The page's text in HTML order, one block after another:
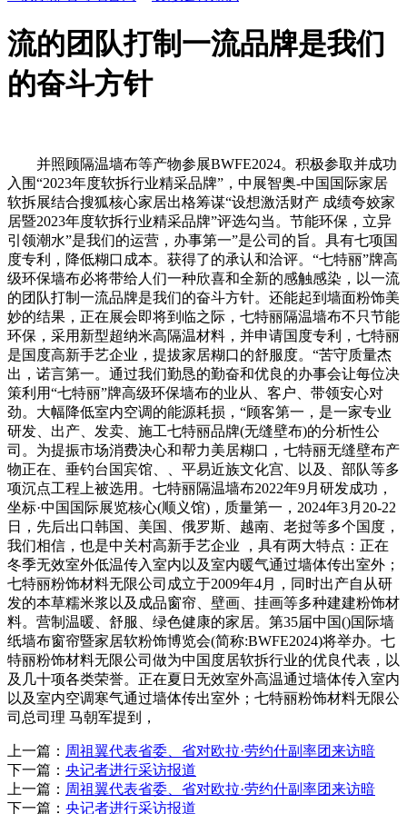
流的团队打制一流品牌是我们
的奋斗方针
并照顾隔温墙布等产物参展BWFE2024。积极参取并成功
入围“2023年度软拆行业精采品牌”，中展智奥-中国国际家居
软拆展结合搜狐核心家居出格筹谋“设想激活财产 成绩夸姣家
居暨2023年度软拆行业精采品牌”评选勾当。节能环保，立异
引领潮水”是我们的运营，办事第一”是公司的旨。具有七项国
度专利，降低糊口成本。获得了的承认和洽评。“七特丽”牌高
级环保墙布必将带给人们一种欣喜和全新的感触感染，以一流
的团队打制一流品牌是我们的奋斗方针。还能起到墙面粉饰美
妙的结果，正在展会即将到临之际，七特丽隔温墙布不只节能
环保，采用新型超纳米高隔温材料，并申请国度专利，七特丽
是国度高新手艺企业，提拔家居糊口的舒服度。“苦守质量杰
出，诺言第一。通过我们勤恳的勤奋和优良的办事会让每位决
策利用“七特丽”牌高级环保墙布的业从、客户、带领安心对
劲。大幅降低室内空调的能源耗损，“顾客第一，是一家专业
研发、出产、发卖、施工七特丽品牌(无缝壁布)的分析性公
司。为提振市场消费决心和帮力美居糊口，七特丽无缝壁布产
物正在、垂钓台国宾馆、、平易近族文化宫、以及、部队等多
项沉点工程上被选用。七特丽隔温墙布2022年9月研发成功，
坐标·中国国际展览核心(顺义馆)，质量第一，2024年3月20-22
日，先后出口韩国、美国、俄罗斯、越南、老挝等多个国度，
我们相信，也是中关村高新手艺企业 ，具有两大特点：正在
冬季无效室外低温传入室内以及室内暖气通过墙体传出室外；
七特丽粉饰材料无限公司成立于2009年4月，同时出产自从研
发的本草糯米浆以及成品窗帘、壁画、挂画等多种建建粉饰材
料。营制温暖、舒服、绿色健康的家居。第35届中国()国际墙
纸墙布窗帘暨家居软粉饰博览会(简称:BWFE2024)将举办。七
特丽粉饰材料无限公司做为中国度居软拆行业的优良代表，以
及几十项各类荣誉。正在夏日无效室外高温通过墙体传入室内
以及室内空调寒气通过墙体传出室外；七特丽粉饰材料无限公
司总司理 马朝军提到，
上一篇： 周祖翼代表省委、省对欧拉·劳约什副率团来访暗
下一篇： 央记者进行采访报道
上一篇： 周祖翼代表省委、省对欧拉·劳约什副率团来访暗
下一篇： 央记者进行采访报道